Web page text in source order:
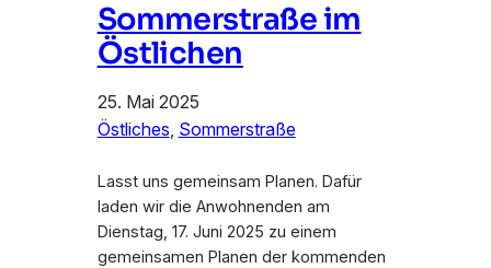
Sommerstraße im
Östlichen
25. Mai 2025
Östliches Sommerstraße
Lasst uns gemeinsam Planen. Dafür
laden wir die Anwohnenden am
Dienstag, 17. Juni 2025 zu einem
gemeinsamen Planen der kommenden